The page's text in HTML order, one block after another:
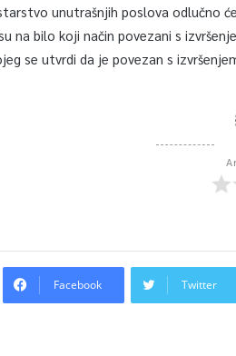
unutrašnjih poslova odlučno
na bilo koji način povezani s
se utvrdi da je povezan s
Facebook Twitter